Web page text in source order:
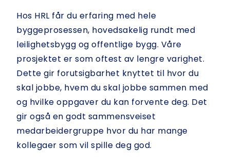
Hos HRL får du erfaring med hele
byggeprosessen, hovedsakelig rundt med
leilighetsbygg og offentlige bygg. Våre
prosjektet er som oftest av lengre varighet.
Dette gir forutsigbarhet knyttet til hvor du
skal jobbe, hvem du skal jobbe sammen med
og hvilke oppgaver du kan forvente deg. Det
gir også en godt sammensveiset
medarbeidergruppe hvor du har mange
kollegaer som vil spille deg god.